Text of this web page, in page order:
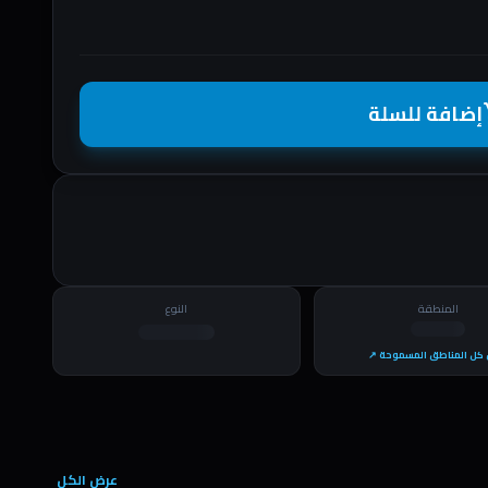
إضافة للسلة
المنطقة
المناطق المسموحة ↗
النوع
عرض الكل